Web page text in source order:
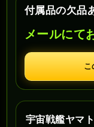
付属品の欠品
メールにて
こ
宇宙戦艦ヤマ